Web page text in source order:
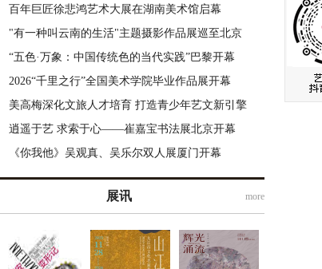
百年巨匠徐悲鸿艺术大展在湖南美术馆启幕
"有一种叫云南的生活"主题摄影作品展巡至北京
“五色·万象：中国传统色的当代实践”巴黎开幕
2026“千里之行”全国美术学院毕业作品展开幕
美高梅深化文旅人才培育 打造青少年艺文新引擎
逍遥于艺 求索于心——崔嘉宝书法展北京开幕
《你我他》吴观真、吴乐尔双人展厦门开幕
more
展讯